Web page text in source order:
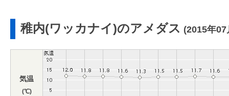
稚内(ワッカナイ)のアメダス (2015年07
気温
(℃)